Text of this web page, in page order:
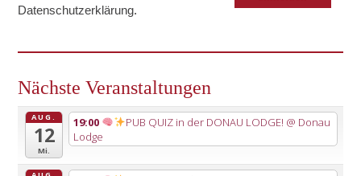
Datenschutzerklärung.
Nächste Veranstaltungen
AUG.
12
Mi.
19:00 PUB QUIZ in der DONAU LODGE! @ Donau
Lodge